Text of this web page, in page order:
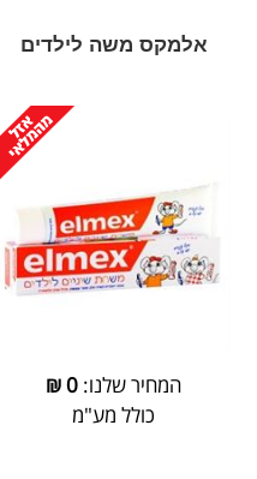
אלמקס משה לילדים
המחיר שלנו: 0
₪
כולל מע"מ